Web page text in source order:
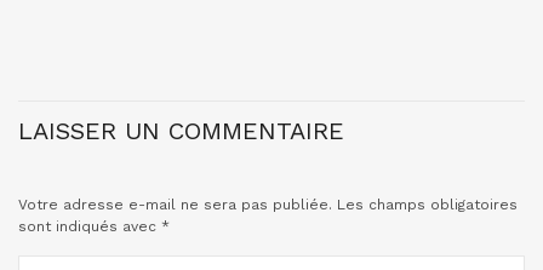
LAISSER UN COMMENTAIRE
Votre adresse e-mail ne sera pas publiée. Les champs obligatoires
sont indiqués avec *